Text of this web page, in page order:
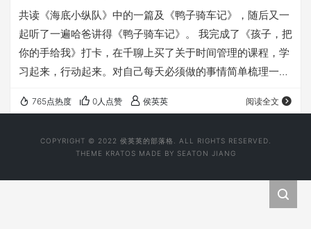
共读《海底小纵队》中的一篇及《鸭子骑车记》，随后又一
起听了一遍哈爸讲得《鸭子骑车记》。 我完成了《孩子，把
你的手给我》打卡，在千聊上买了关于时间管理的课程，学
习起来，行动起来。对自己每天必须做的事情简单梳理一
么慌张了，有点耐心，每天都在改变中…… 这段时间，涵涵
记忆里，我似乎和我的妈妈也没有过肢体接触，这在我的心
事，我几乎都没有再抱过她，更没有和她疯玩过。 现在…
765点热度 0人点赞 侯英英 阅读全文
COPYRIGHT © 2022 侯英英的部落格. ALL RIGHTS RESERVED.
THEME KRATOS MADE BY SEATON JIANG